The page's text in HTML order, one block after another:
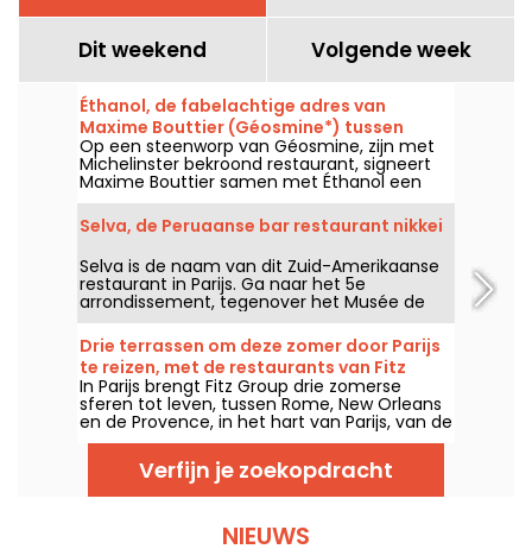
Dit weekend Volgende week
Éthanol, de fabelachtige adres van
Maxime Bouttier (Géosmine*) tussen
wijnbar en auteurentafel
Op een steenworp van Géosmine, zijn met
Michelinster bekroond restaurant, signeert
Maxime Bouttier samen met Éthanol een
wat informelere eetplek, ontworpen rond
gedeelde schotels en een imposante
wijnkaart. Een ambitieus adres dat uitblinkt in
zeer hoog niveau en een bruisende sfeer, al
een van onze beste ontdekkingen van het
jaar.
Selva, de Peruaanse bar restaurant nikkei
Selva is de naam van dit Zuid-Amerikaanse
restaurant in Parijs. Ga naar het 5e
arrondissement, tegenover het Musée de
Cluny, om te smullen van originele Latijns-
Amerikaanse gerechten die naar sintels en
kruiden ruiken.
Drie terrassen om deze zomer door Parijs
te reizen, met de restaurants van Fitz
Group
In Parijs brengt Fitz Group drie zomerse
sferen tot leven, tussen Rome, New Orleans
en de Provence, in het hart van Parijs, van de
Opéra tot de Eiffeltoren. Elke locatie biedt
dankzij zijn terras een volwaardige halte,
zonder de hoofdstad te verlaten.
Verfijn je zoekopdracht
NIEUWS